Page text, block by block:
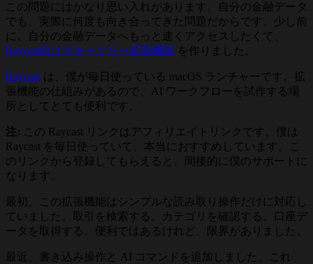
この問題にはかなり思い入れがあります。自分の金融データ
でも、実際に何度も向き合ってきた問題だからです。少し前
に、自分の金融データへもっと速くアクセスしたくて、
Raycast向けマネーツリー拡張機能 を作りました。
Raycast は、僕が毎日使っている macOS ランチャーです。拡
張機能の仕組みがあるので、AI ワークフローを試作する場
所としてとても便利です。
注: この Raycast リンクはアフィリエイトリンクです。僕は
Raycast を毎日使っていて、本当におすすめしています。こ
のリンクから登録してもらえると、間接的に僕のサポートに
なります。
最初、この拡張機能はシンプルな読み取り操作だけに対応し
ていました。取引を検索する。カテゴリを確認する。口座デ
ータを取得する。便利ではあるけれど、限界がありました。
最近、書き込み操作と AI コマンドを追加しました。これ